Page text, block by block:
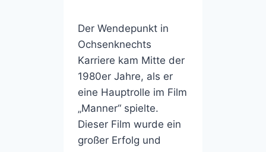
Der Wendepunkt in
Ochsenknechts
Karriere kam Mitte der
1980er Jahre, als er
eine Hauptrolle im Film
„Manner“ spielte.
Dieser Film wurde ein
großer Erfolg und